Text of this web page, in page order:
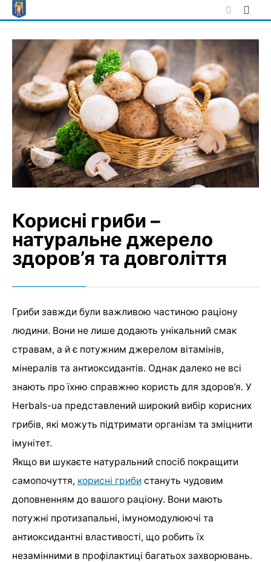
Skip
to
Корисні гриби –
натуральне джерело
здоров’я та довголіття
Гриби завжди були важливою частиною раціону
людини. Вони не лише додають унікальний смак
стравам, а й є потужним джерелом вітамінів,
мінералів та антиоксидантів. Однак далеко не всі
знають про їхню справжню користь для здоров’я. У
Herbals-ua представлений широкий вибір корисних
грибів, які можуть підтримати організм та зміцнити
імунітет.
Якщо ви шукаєте натуральний спосіб покращити
самопочуття, корисні гриби стануть чудовим
доповненням до вашого раціону. Вони мають
потужні протизапальні, імуномодулюючі та
антиоксидантні властивості, що робить їх
незамінними в профілактиці багатьох захворювань.